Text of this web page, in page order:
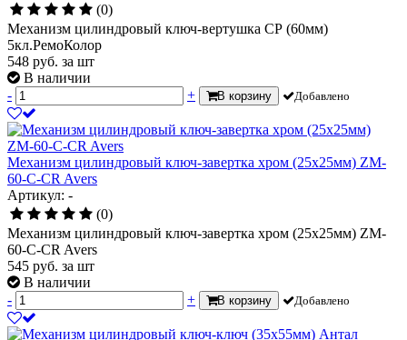
(0)
Механизм цилиндровый ключ-вертушка СР (60мм)
5кл.РемоКолор
548 руб. за шт
В наличии
-
+ В корзину Добавлено
Механизм цилиндровый ключ-завертка хром (25х25мм) ZM-
60-С-CR Avers
Артикул: -
(0)
Механизм цилиндровый ключ-завертка хром (25х25мм) ZM-
60-С-CR Avers
545 руб. за шт
В наличии
-
+ В корзину Добавлено